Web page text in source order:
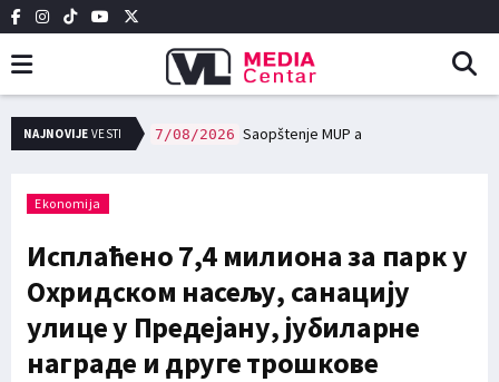
NAJNOVIJE VESTI 7/08/2026 Saopštenje MUP a
7/08/2026 ЈКП Вововод: Ангажовање цистерне за превоз питке воде у случајевима настанка проблема са водоснабдевањем
Ekonomija
Исплаћено 7,4 милиона за парк у
Охридском насељу, санацију
улице у Предејану, јубиларне
награде и друге трошкове